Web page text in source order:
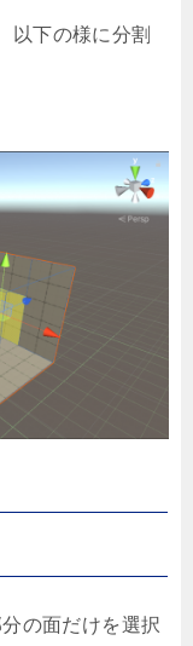
以下の様に分割
の面だけを選択